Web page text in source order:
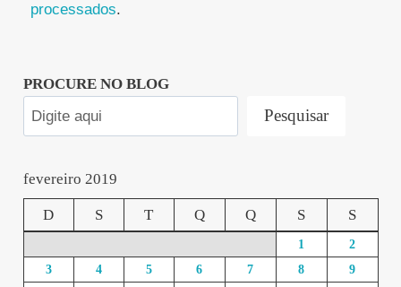
processados.
PROCURE NO BLOG
Pesquisar
fevereiro 2019
D S T Q Q S S
1
2
3
4 5 6 7 8
9